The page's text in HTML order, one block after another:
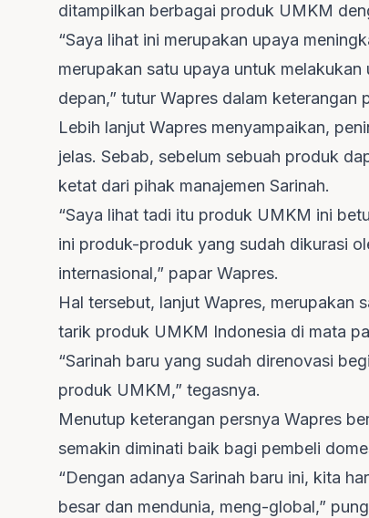
ditampilkan berbagai produk UMKM
“Saya lihat ini merupakan upaya
merupakan satu upaya untuk
depan,” tutur Wapres dalam keterangan
Lebih lanjut Wapres menyampaikan,
jelas. Sebab, sebelum sebuah produk
ketat dari pihak manajemen Sarinah.
“Saya lihat tadi itu produk UMKM ini
ini produk-produk yang sudah dikurasi
internasional,” papar Wapres.
Hal tersebut, lanjut Wapres, merupakan
tarik produk UMKM Indonesia di mata
“Sarinah baru yang sudah direnovasi
produk UMKM,” tegasnya.
Menutup keterangan persnya Wapres
semakin diminati baik bagi pembeli
“Dengan adanya Sarinah baru ini, kita
besar dan mendunia, meng-global,”